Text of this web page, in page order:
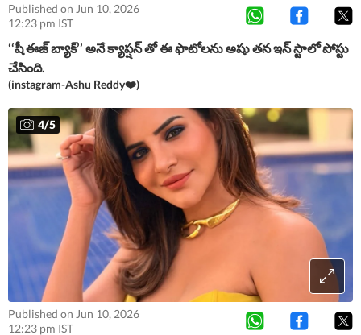
Published on Jun 10, 2026
12:23 pm IST
‘‘షీ ఈజ్ బ్యాక్’’ అనే క్యాప్షన్ తో ఈ ఫొటోలను అషు తన ఇన్ స్టాలో పోస్టు
చేసింది.
(instagram-Ashu Reddy❤️)
4/5
Published on Jun 10, 2026
12:23 pm IST